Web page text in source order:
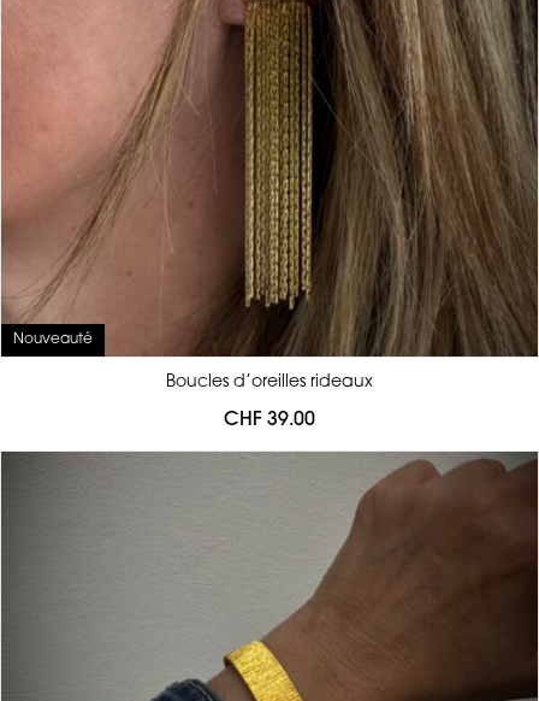
Nouveauté
Boucles d’oreilles rideaux
CHF 39.00